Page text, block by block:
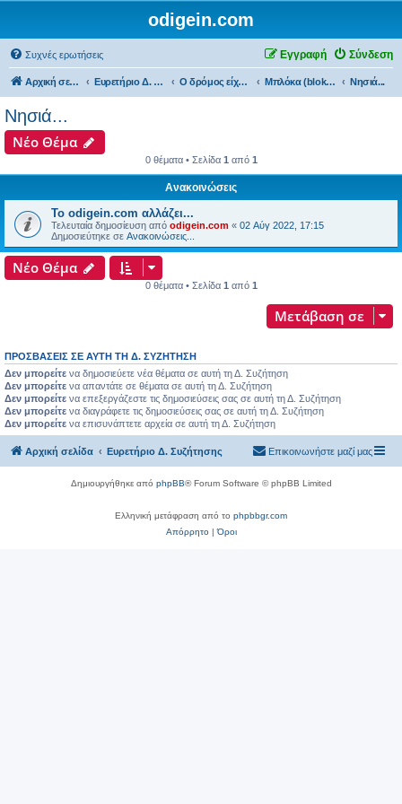
odigein.com
Συχνές ερωτήσεις Σύνδεση
Εγγραφή
Αρχική σελίδα Ευρετήριο Δ. Συζήτησης Ο δρόμος είχε την δική του Ιστορία... Μπλόκα (bloka)... Νησιά...
Νησιά...
Νέο Θέμα
0 θέματα • Σελίδα 1 από 1
Ανακοινώσεις
Το odigein.com αλλάζει...
Τελευταία δημοσίευση από odigein.com « 02 Αύγ 2022, 17:15
Δημοσιεύτηκε σε Ανακοινώσεις...
Νέο Θέμα
0 θέματα • Σελίδα 1 από 1
Μετάβαση σε
ΠΡΟΣΒΆΣΕΙΣ ΣΕ ΑΥΤΉ ΤΗ Δ. ΣΥΖΉΤΗΣΗ
Δεν μπορείτε να δημοσιεύετε νέα θέματα σε αυτή τη Δ. Συζήτηση
Δεν μπορείτε να απαντάτε σε θέματα σε αυτή τη Δ. Συζήτηση
Δεν μπορείτε να επεξεργάζεστε τις δημοσιεύσεις σας σε αυτή τη Δ. Συζήτηση
Δεν μπορείτε να διαγράφετε τις δημοσιεύσεις σας σε αυτή τη Δ. Συζήτηση
Δεν μπορείτε να επισυνάπτετε αρχεία σε αυτή τη Δ. Συζήτηση
Αρχική σελίδα Ευρετήριο Δ. Συζήτησης Επικοινωνήστε μαζί μας
Δημιουργήθηκε από phpBB® Forum Software © phpBB Limited
Ελληνική μετάφραση από το phpbbgr.com
Απόρρητο|Όροι